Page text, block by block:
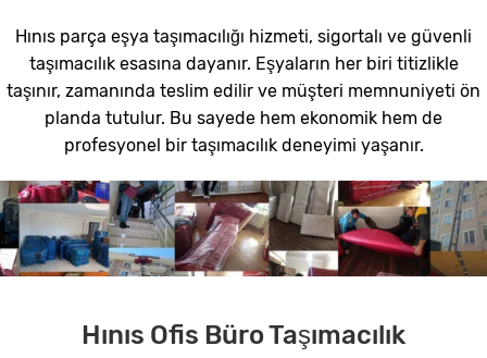
Hınıs parça eşya taşımacılığı hizmeti, sigortalı ve güvenli
taşımacılık esasına dayanır. Eşyaların her biri titizlikle
taşınır, zamanında teslim edilir ve müşteri memnuniyeti ön
planda tutulur. Bu sayede hem ekonomik hem de
profesyonel bir taşımacılık deneyimi yaşanır.
Hınıs Ofis Büro Taşımacılık